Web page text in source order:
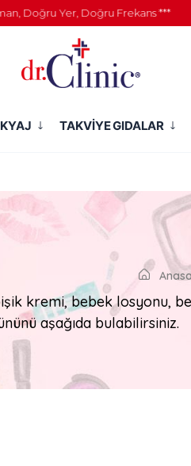
Doğru Yer, Doğru Frekans ***
TAKVİYE GIDALAR
kremi, bebek losyonu,
aşağıda bulabilirsiniz.